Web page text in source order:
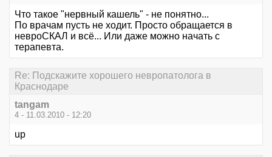
Что такое "нервный кашель" - не понятно...
По врачам пусть не ходит. Просто обращается в
невроСКАЛ и всё... Или даже можно начать с
терапевта.
Re: Подскажите хорошего невропатолога в
Краснодаре
tangam
4 - 11.03.2010 - 12:20
up